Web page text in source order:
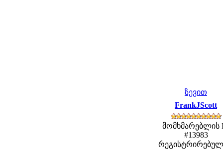
ზევით
FrankJScott
მომხმარებლის
#13983